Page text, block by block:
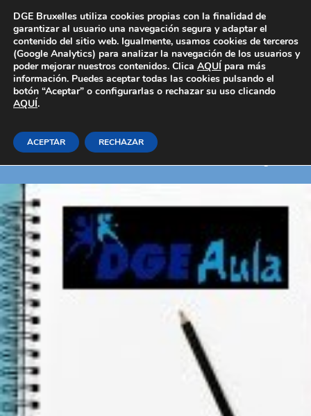
Área Privada
Windows vista
Inicio
DGE Bruxelles utiliza cookies propias con la finalidad de
garantizar al usuario una navegación segura y adaptar el
contenido del sitio web. Igualmente, usamos cookies de terceros
(Google Analytics) para analizar la navegación de los usuarios y
poder mejorar nuestros contenidos. Clica AQUÍ para más
información. Puedes aceptar todas las cookies pulsando el
botón “Aceptar” o configurarlas o rechazar su uso clicando
AQUÍ.
ACEPTAR RECHAZAR